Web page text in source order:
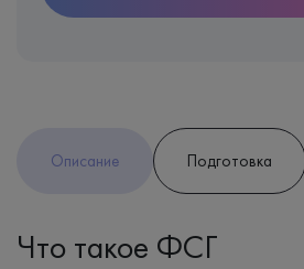
Описание Подготовка
Что такое ФСГ